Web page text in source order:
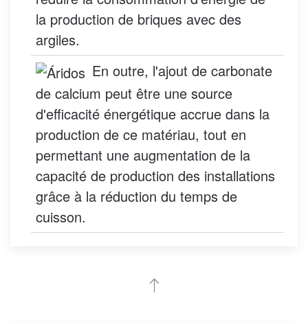
la production de briques avec des
argiles.
En outre, l'ajout de carbonate
de calcium peut être une source
d'efficacité énergétique accrue dans la
production de ce matériau, tout en
permettant une augmentation de la
capacité de production des installations
grâce à la réduction du temps de
cuisson.